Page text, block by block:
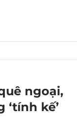
ngoại,
kế’